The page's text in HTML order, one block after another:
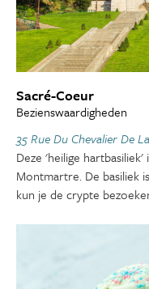
Sacré-Coeur
Bezienswaardigheden
35 Rue Du Chevalier De
Deze 'heilige
Montmartre. De basiliek
kun je de crypte